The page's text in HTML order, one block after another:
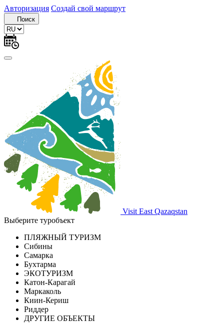
Авторизация Создай свой маршрут
Поиск
Visit East Qazaqstan
Выберите туробъект
ПЛЯЖНЫЙ ТУРИЗМ
Сибины
Самарка
Бухтарма
ЭКОТУРИЗМ
Катон-Карагай
Маркаколь
Киин-Кериш
Риддер
ДРУГИЕ ОБЪЕКТЫ